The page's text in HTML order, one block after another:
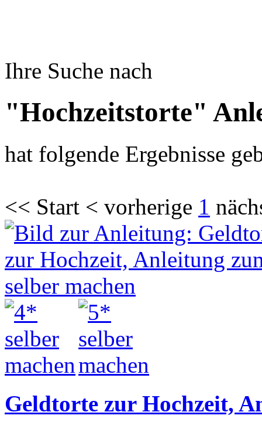
Ihre Suche nach
"Hochzeitstorte"
hat folgende Ergebnisse
<< Start < vorherige 1
Geldtorte zur Hochzeit,